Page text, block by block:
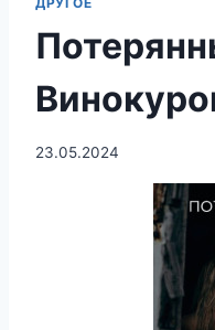
23.05.2024